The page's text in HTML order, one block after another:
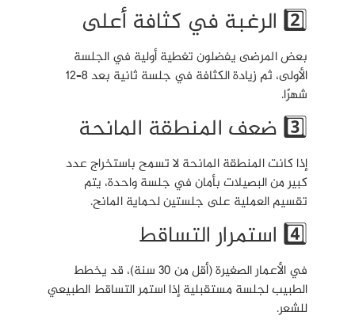
2️⃣ الرغبة في كثافة أعلى
بعض المرضى يفضلون تغطية أولية في الجلسة
الأولى، ثم زيادة الكثافة في جلسة ثانية بعد 8–12
شهرًا.
3️⃣ ضعف المنطقة المانحة
إذا كانت المنطقة المانحة لا تسمح باستخراج عدد
كبير من البصيلات بأمان في جلسة واحدة، يتم
تقسيم العملية على جلستين لحماية المانح.
4️⃣ استمرار التساقط
في الأعمار الصغيرة (أقل من 30 سنة)، قد يخطط
الطبيب لجلسة مستقبلية إذا استمر التساقط الطبيعي
للشعر.